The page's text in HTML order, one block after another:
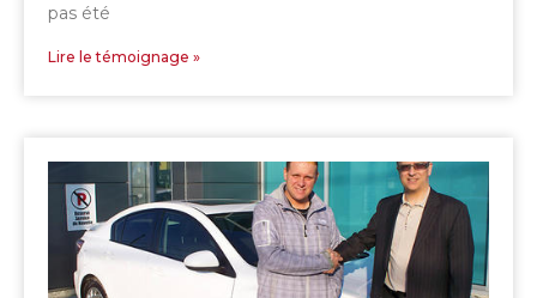
pas été
Lire le témoignage »